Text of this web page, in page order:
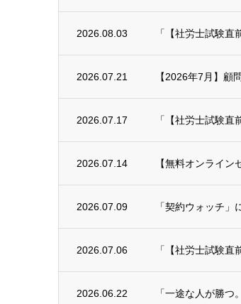
2026.08.03 「【社労士試験
2026.07.21 【2026年7月】顧
2026.07.17 「【社労士試験
2026.07.14 【無料オンライ
2026.07.09 「契約ウォッチ」
2026.07.06 「【社労士試験
2026.06.22 「一途な人が勝つ